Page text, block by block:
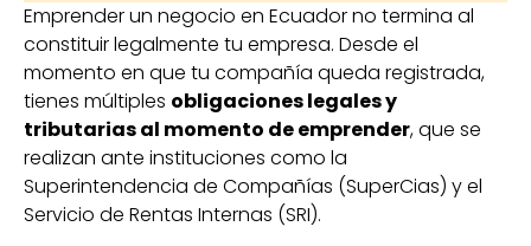
Emprender un negocio en Ecuador no termina al
constituir legalmente tu empresa. Desde el
momento en que tu compañía queda registrada,
tienes múltiples obligaciones legales y
tributarias al momento de emprender, que se
realizan ante instituciones como la
Superintendencia de Compañías (SuperCias) y el
Servicio de Rentas Internas (SRI).